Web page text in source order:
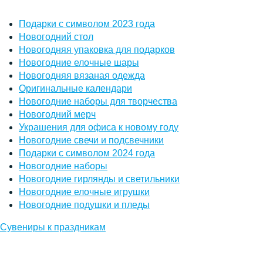
Подарки с символом 2023 года
Новогодний стол
Новогодняя упаковка для подарков
Новогодние елочные шары
Новогодняя вязаная одежда
Оригинальные календари
Новогодние наборы для творчества
Новогодний мерч
Украшения для офиса к новому году
Новогодние свечи и подсвечники
Подарки с символом 2024 года
Новогодние наборы
Новогодние гирлянды и светильники
Новогодние елочные игрушки
Новогодние подушки и пледы
Сувениры к праздникам